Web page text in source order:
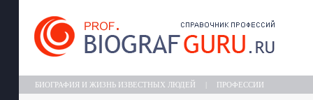
БИОГРАФИЯ И ЖИЗНЬ ИЗВЕСТНЫХ ЛЮДЕЙ ПРОФЕССИИ